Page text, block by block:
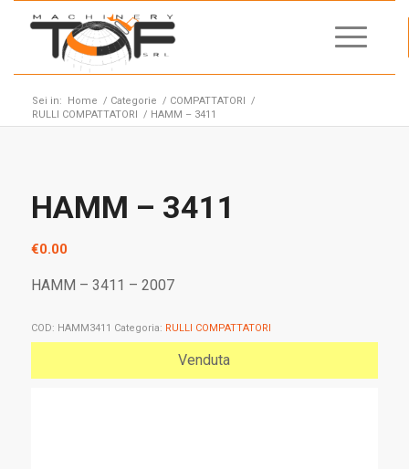
Sei in: Home / Categorie / COMPATTATORI /
RULLI COMPATTATORI / HAMM – 3411
HAMM – 3411
€0.00
HAMM – 3411 – 2007
COD: HAMM3411 Categoria: RULLI COMPATTATORI
Venduta